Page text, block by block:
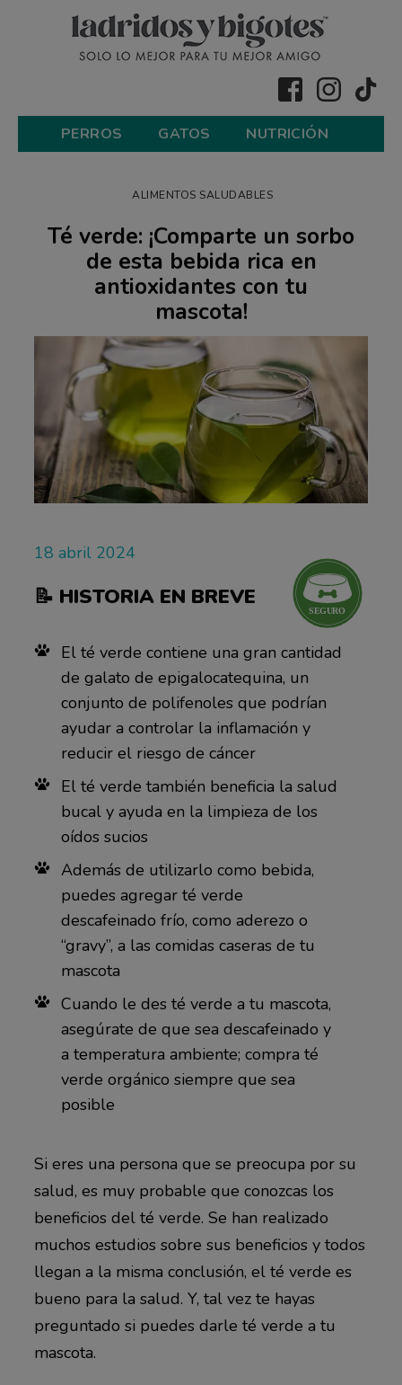
PERROS GATOS NUTRICIÓN
ALIMENTOS SALUDABLES
Té verde: ¡Comparte un sorbo
de esta bebida rica en
antioxidantes con tu
mascota!
18 abril 2024
📝 HISTORIA EN BREVE
El té verde contiene una gran cantidad
de galato de epigalocatequina, un
conjunto de polifenoles que podrían
ayudar a controlar la inflamación y
reducir el riesgo de cáncer
El té verde también beneficia la salud
bucal y ayuda en la limpieza de los
oídos sucios
Además de utilizarlo como bebida,
puedes agregar té verde
descafeinado frío, como aderezo o
“gravy”, a las comidas caseras de tu
mascota
Cuando le des té verde a tu mascota,
asegúrate de que sea descafeinado y
a temperatura ambiente; compra té
verde orgánico siempre que sea
posible
Si eres una persona que se preocupa por su
salud, es muy probable que conozcas los
beneficios del té verde. Se han realizado
muchos estudios sobre sus beneficios y todos
llegan a la misma conclusión, el té verde es
bueno para la salud. Y, tal vez te hayas
preguntado si puedes darle té verde a tu
mascota.